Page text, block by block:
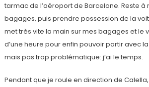
tarmac de l’aéroport de Barcelone. Reste à
bagages, puis prendre possession de la
met très vite la main sur mes bagages et le
d’une heure pour enfin pouvoir partir avec
mais pas trop problématique: j’ai le temps.
Pendant que je roule en direction de